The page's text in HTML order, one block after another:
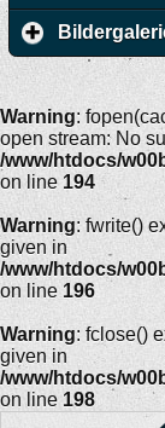
Warning:
open stream: No
/www/htdocs/
on line 194
Warning: fwrite()
given in
/www/htdocs/
on line 196
Warning: fclose()
given in
/www/htdocs/
on line 198